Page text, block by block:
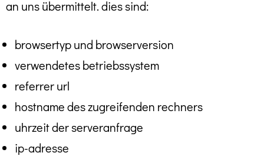
an uns übermittelt. dies sind:
browsertyp und browserversion
verwendetes betriebssystem
referrer url
hostname des zugreifenden rechners
uhrzeit der serveranfrage
ip-adresse